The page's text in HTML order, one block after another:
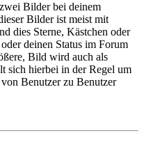
Bilder bei deinem
Bilder ist meist mit
dies Sterne, Kästchen oder
deinen Status im Forum
Bild wird auch als
sich hierbei in der Regel um
Benutzer zu Benutzer